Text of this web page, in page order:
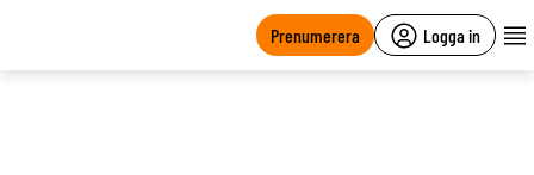
Prenumerera Logga in